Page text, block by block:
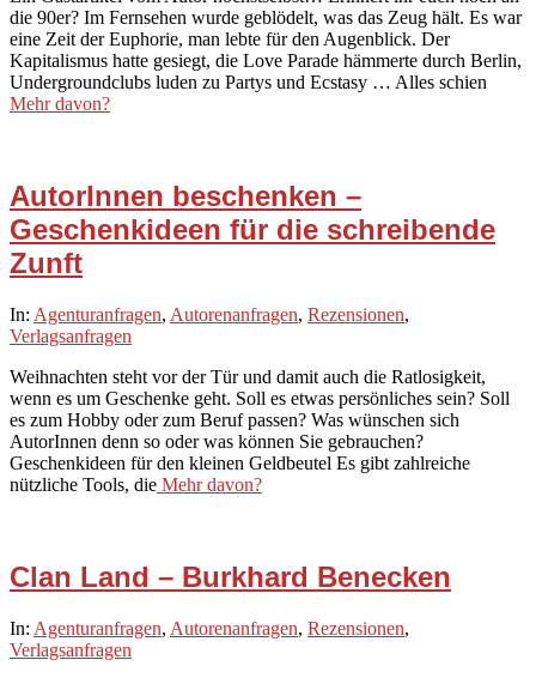
die 90er? Im Fernsehen wurde geblödelt, was das Zeug hält. Es war
eine Zeit der Euphorie, man lebte für den Augenblick. Der
Kapitalismus hatte gesiegt, die Love Parade hämmerte durch Berlin,
Undergroundclubs luden zu Partys und Ecstasy … Alles schien
Mehr davon?
AutorInnen beschenken –
Geschenkideen für die schreibende
Zunft
2021-
11-
In: Agenturanfragen, Autorenanfragen, Rezensionen,
Verlagsanfragen
Weihnachten steht vor der Tür und damit auch die Ratlosigkeit,
wenn es um Geschenke geht. Soll es etwas persönliches sein? Soll
es zum Hobby oder zum Beruf passen? Was wünschen sich
AutorInnen denn so oder was können Sie gebrauchen?
Geschenkideen für den kleinen Geldbeutel Es gibt zahlreiche
nützliche Tools, die Mehr davon?
Clan Land – Burkhard Benecken
2020-
10-
In: Agenturanfragen, Autorenanfragen, Rezensionen,
Verlagsanfragen